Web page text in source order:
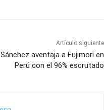
Artículo siguiente
Sánchez aventaja a Fujimori en
Perú con el 96% escrutado